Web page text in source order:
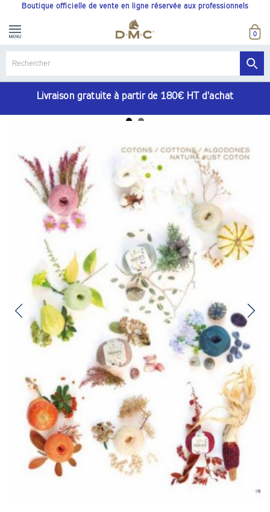
Boutique officielle de vente en ligne réservée aux professionnels
0
Livraison gratuite à partir de 180€ HT d'achat